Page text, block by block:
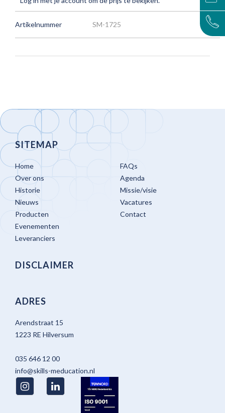
Artikelnummer SM-1725
SITEMAP
Home
Over ons
Historie
Nieuws
Producten
Evenementen
Leveranciers
FAQs
Agenda
Missie/visie
Vacatures
Contact
DISCLAIMER
ADRES
Arendstraat 15
1223 RE Hilversum
035 646 12 00
info@skills-meducation.nl